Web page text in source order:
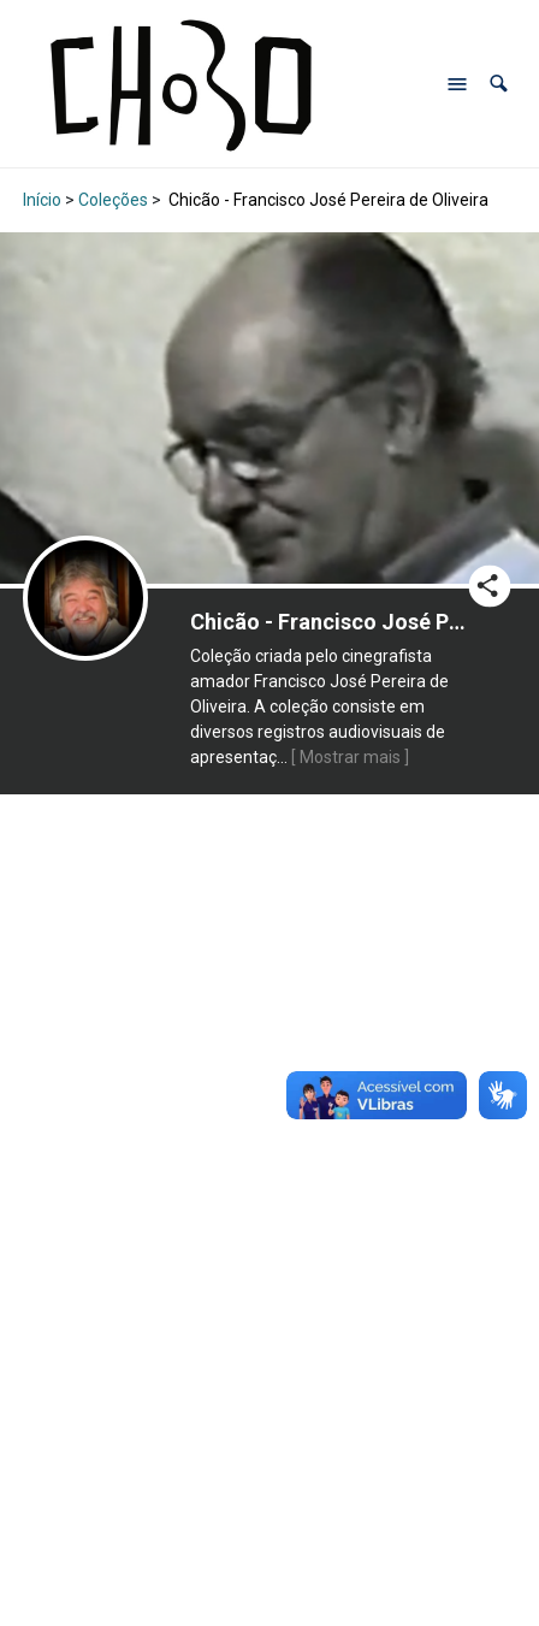
Início > Coleções > Chicão - Francisco José Pereira de Oliveira
Chicão - Francisco José Pereira de Oliveira
Coleção criada pelo cinegrafista
amador Francisco José Pereira de
Oliveira. A coleção consiste em
diversos registros audiovisuais de
apresentaç
[ Mostrar mais ]